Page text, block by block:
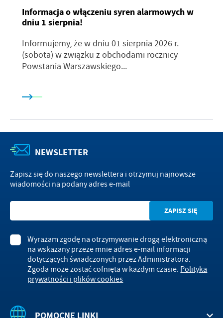
Informacja o włączeniu syren alarmowych w
dniu 1 sierpnia!
Informujemy, że w dniu 01 sierpnia 2026 r.
(sobota) w związku z obchodami rocznicy
Powstania Warszawskiego...
POMOCNE LINKI
NEWSLETTER
Zapisz się do naszego newslettera i otrzymuj najnowsze
wiadomości na podany adres e-mail
Wyrażam zgodę na otrzymywanie drogą elektroniczną
na wskazany przeze mnie adres e-mail informacji
dotyczących świadczonych przez Administratora.
Zgoda może zostać cofnięta w każdym czasie. Polityka
prywatności i plików cookies